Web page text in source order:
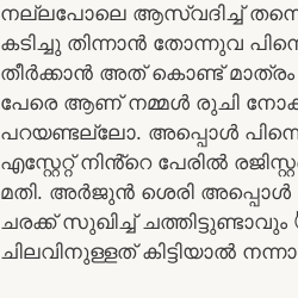
നല്ലപോലെ ആസ്വദിച്ച്
കടിച്ചു തിന്നാൻ തോന്നുവ
തീർക്കാൻ അത് കൊണ്ട്
പേരെ ആണ് നമ്മൾ രുചി
പറയണ്ടല്ലോ. അപ്പൊൾ
എസ്റ്റേറ്റ് നിൻ്റെ പേരിൽ
മതി. അർജുൻ ശെരി
ചരക്ക് സുഖിച്ച്
ചിലവിനുള്ളത് കിട്ടിയാൽ